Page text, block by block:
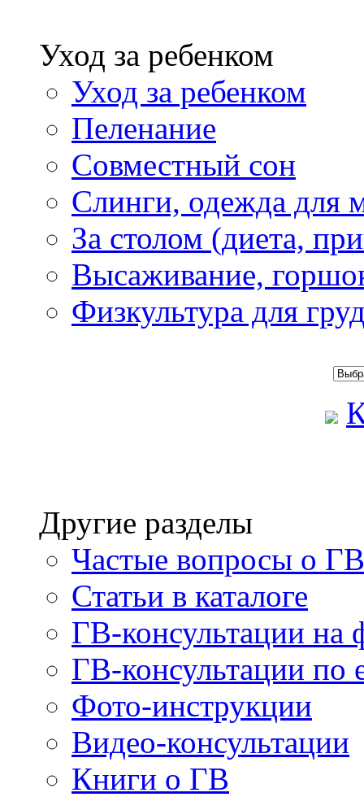
Уход за ребенком
Уход за ребенком
Пеленание
Совместный сон
Слинги, одежда для
За столом (диета,
Высаживание,
Физкультура для
Другие разделы
Частые вопросы о ГВ
Статьи в каталоге
ГВ-консультации на
ГВ-консультации по
Фото-инструкции
Видео-консультации
Книги о ГВ